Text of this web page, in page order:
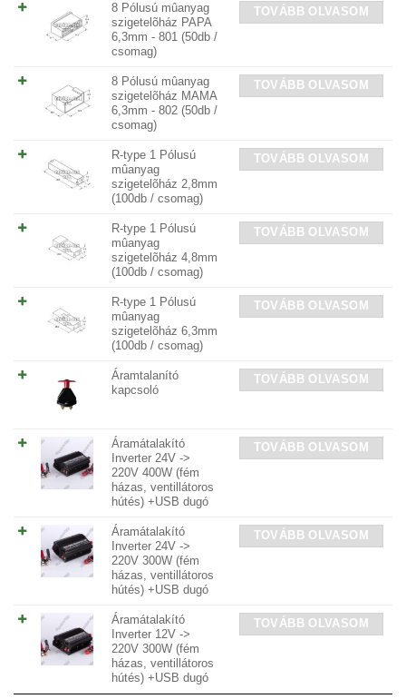
8 Pólusú mûanyag
szigetelõház PAPA
6,3mm - 801 (50db /
csomag)
TOVÁBB OLVASOM
8 Pólusú mûanyag
szigetelõház MAMA
6,3mm - 802 (50db /
csomag)
TOVÁBB OLVASOM
R-type 1 Pólusú
mûanyag
szigetelõház 2,8mm
(100db / csomag)
TOVÁBB OLVASOM
R-type 1 Pólusú
mûanyag
szigetelõház 4,8mm
(100db / csomag)
TOVÁBB OLVASOM
R-type 1 Pólusú
mûanyag
szigetelõház 6,3mm
(100db / csomag)
TOVÁBB OLVASOM
Áramtalanító
kapcsoló
TOVÁBB OLVASOM
Áramátalakító
Inverter 24V ->
220V 400W (fém
házas, ventillátoros
hútés) +USB dugó
TOVÁBB OLVASOM
Áramátalakító
Inverter 24V ->
220V 300W (fém
házas, ventillátoros
hútés) +USB dugó
TOVÁBB OLVASOM
Áramátalakító
Inverter 12V ->
220V 300W (fém
házas, ventillátoros
hútés) +USB dugó
TOVÁBB OLVASOM